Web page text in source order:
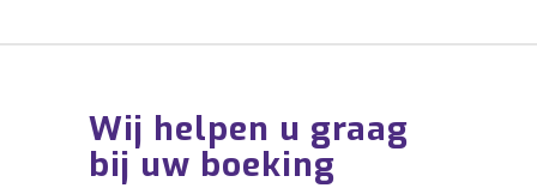
Wij helpen u graag
bij uw boeking